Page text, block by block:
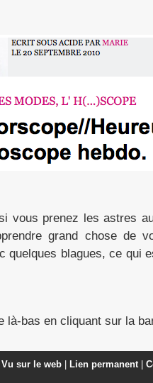
vous prenez les astres
grand chose de
quelques blagues, ce qui
là-bas en cliquant sur la
Vu sur le web Lien permanent